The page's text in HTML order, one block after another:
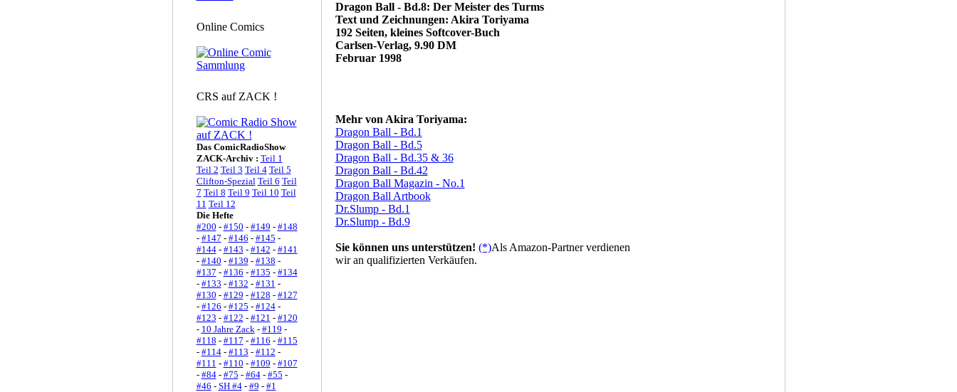
Online Comics
CRS auf ZACK !
Das ComicRadioShow
ZACK-Archiv : Teil 1
Teil 2 Teil 3 Teil 4 Teil 5
Clifton-Spezial Teil 6 Teil
7 Teil 8 Teil 9 Teil 10 Teil
11 Teil 12
Die Hefte
#200 - #150 - #149 - #148
- #147 - #146 - #145 -
#144- #143 - #142 - #141
- #140 - #139 - #138 -
#137 - #136 - #135 - #134
- #133 - #132 - #131 -
#130 - #129 - #128 - #127
- #126 - #125 - #124-
#123 - #122 - #121 - #120
- 10 Jahre Zack- #119 -
#118 - #117 - #116 - #115
- #114- #113 - #112 -
#111 - #110 - #109 - #107
- #84- #75 - #64- #55 -
#46 - SH #4- #9 - #1
Dragon Ball - Bd.8: Der Meister des Turms
Text und Zeichnungen: Akira Toriyama
192 Seiten, kleines Softcover-Buch
Carlsen-Verlag, 9.90 DM
Februar 1998
Mehr von Akira Toriyama:
Dragon Ball - Bd.1
Dragon Ball - Bd.5
Dragon Ball - Bd.35 & 36
Dragon Ball - Bd.42
Dragon Ball Magazin - No.1
Dragon Ball Artbook
Dr.Slump - Bd.1
Dr.Slump - Bd.9
Sie können uns unterstützen! (*)Als Amazon-Partner verdienen
wir an qualifizierten Verkäufen.